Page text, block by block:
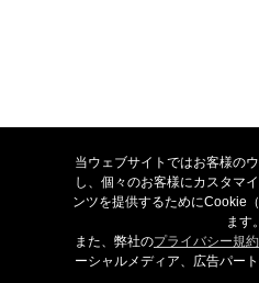
WavePad 音声編集ソフトを無料ダウ
だき、製品の機能や使い方をご確認
無料ダウ
当ウェブサイトではお客様の
し、個々のお客様にカスタマ
ンツを提供するためにCookie
ます。
また、弊社のプライバシー規約
ーシャルメディア、広告パー